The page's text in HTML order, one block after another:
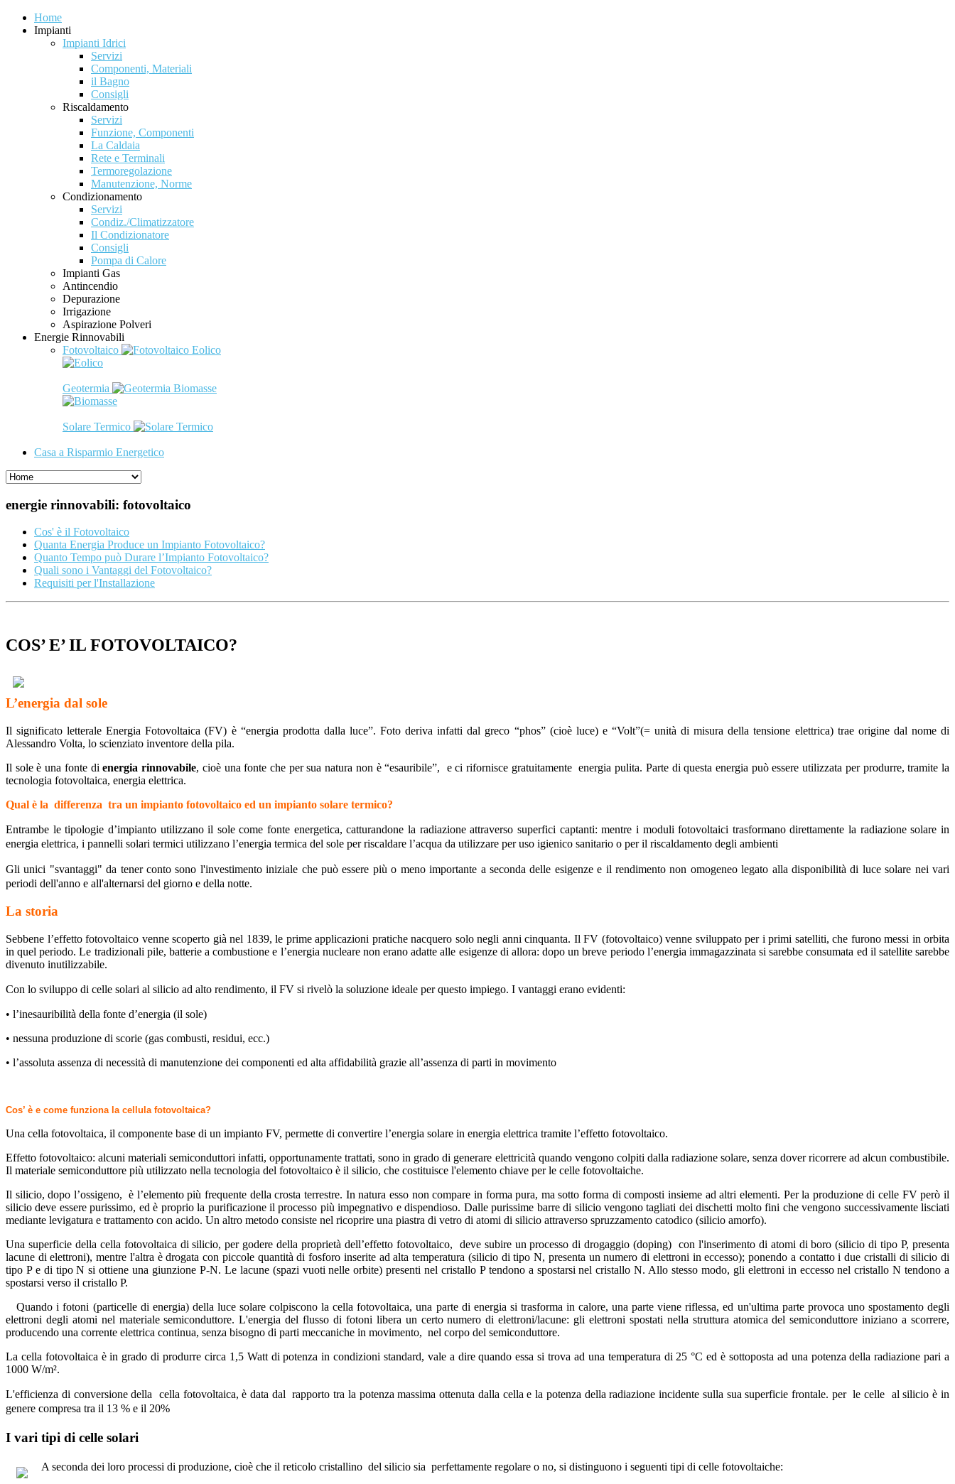
Home
Impianti
Impianti Idrici
Servizi
Componenti, Materiali
il Bagno
Consigli
Riscaldamento
Servizi
Funzione, Componenti
La Caldaia
Rete e Terminali
Termoregolazione
Manutenzione, Norme
Condizionamento
Servizi
Condiz./Climatizzatore
Il Condizionatore
Consigli
Pompa di Calore
Impianti Gas
Antincendio
Depurazione
Irrigazione
Aspirazione Polveri
Energie Rinnovabili
Fotovoltaico
Eolico
Geotermia Biomasse
Solare Termico
Casa a Risparmio Energetico
energie rinnovabili: fotovoltaico
Cos' è il Fotovoltaico
Quanta Energia Produce un Impianto Fotovoltaico?
Quanto Tempo può Durare l’Impianto Fotovoltaico?
Quali sono i Vantaggi del Fotovoltaico?
Requisiti per l'Installazione
COS’ E’ IL FOTOVOLTAICO?
L’energia dal sole
Il significato letterale Energia Fotovoltaica (FV) è “energia prodotta dalla luce”. Foto deriva infatti dal greco “phos” (cioè luce) e “Volt”(= unità di misura della tensione elettrica) trae origine dal nome di
Alessandro Volta, lo scienziato inventore della pila.
Il sole è una fonte dienergia rinnovabile, cioè una fonte che per sua natura non è “esauribile”, e ci rifornisce gratuitamente energia pulita. Parte di questa energia può essere utilizzata per produrre, tramite la
tecnologia fotovoltaica, energia elettrica.
Qual è la differenza tra un impianto fotovoltaico ed un impianto solare termico?
Entrambe le tipologie d’impianto utilizzano il sole come fonte energetica, catturandone la radiazioneattraverso superfici captanti: mentre i moduli fotovoltaici trasformano direttamente la radiazione solarein
energia elettrica, i pannelli solari termici utilizzano l’energia termica del sole per riscaldare l’acqua da utilizzare per uso igienico sanitario o per il riscaldamento degli ambienti
Gli unici "svantaggi" da tener conto sono l'investimento iniziale che può essere più o meno importante a seconda delle esigenze e il rendimento non omogeneo legato alla disponibilità di luce solare nei vari
periodi dell'anno e all'alternarsi del giorno e della notte.
La storia
Sebbene l’effetto fotovoltaico venne scoperto già nel 1839, le prime applicazioni pratiche nacquero solo negli anni cinquanta. Il FV (fotovoltaico) venne sviluppato per i primi satelliti, che furono messi in orbita
in quel periodo. Le tradizionali pile, batterie a combustione e l’energia nucleare non erano adatte alle esigenze di allora: dopo un breve periodo l’energia immagazzinata si sarebbe consumata ed il satellite sarebbe
divenuto inutilizzabile.
Con lo sviluppo di celle solari al silicio ad alto rendimento, il FV si rivelò la soluzione ideale per questo impiego. I vantaggi erano evidenti:
• l’inesauribilità della fonte d’energia (il sole)
• nessuna produzione di scorie (gas combusti, residui, ecc.)
• l’assoluta assenza di necessità di manutenzione dei componenti ed alta affidabilità grazie all’assenza di parti in movimento
Cos’ è e come funziona la cellula fotovoltaica?
Una cella fotovoltaica, il componente base di un impianto FV, permette di convertire l’energia solare in energia elettrica tramite l’effetto fotovoltaico.
Effetto fotovoltaico: alcuni materiali semiconduttori infatti, opportunamente trattati, sono in grado di generare elettricità quando vengono colpiti dalla radiazione solare, senza dover ricorrere ad alcun combustibile.
Il materiale semiconduttore più utilizzato nella tecnologia del fotovoltaico è il silicio, che costituisce l'elemento chiave per le celle fotovoltaiche.
Il silicio, dopo l’ossigeno, è l’elemento più frequente della crosta terrestre. In natura esso non compare in forma pura, ma sotto forma di composti insieme ad altri elementi. Per la produzione di celle FV però il
silicio deve essere purissimo, ed è proprio la purificazione il processo più impegnativo e dispendioso. Dalle purissime barre di silicio vengono tagliati dei dischetti molto fini che vengono successivamente lisciati
mediante levigatura e trattamento con acido. Un altro metodo consiste nel ricoprire una piastra di vetro di atomi di silicio attraverso spruzzamento catodico (silicio amorfo).
Una superficie della cella fotovoltaica di silicio, per godere della proprietà dell’effetto fotovoltaico, deve subire un processo di drogaggio (doping) con l'inserimento di atomi di boro (silicio di tipo P, presenta
lacune di elettroni), mentre l'altra è drogata con piccole quantità di fosforo inserite ad alta temperatura (silicio di tipo N, presenta un numero di elettroni in eccesso); ponendo a contatto i due cristalli di silicio di
tipo P e di tipo N si ottiene una giunzione P-N. Le lacune (spazi vuoti nelle orbite) presenti nel cristallo P tendono a spostarsi nel cristallo N. Allo stesso modo, gli elettroni in eccesso nel cristallo N tendono a
spostarsi verso il cristallo P.
Quando i fotoni (particelle di energia) della luce solare colpiscono la cella fotovoltaica, una parte di energia si trasforma in calore, una parte viene riflessa, ed un'ultima parte provoca uno spostamento degli
elettroni degli atomi nel materiale semiconduttore. L'energia del flusso di fotoni libera un certo numero di elettroni/lacune: gli elettroni spostati nella struttura atomica del semiconduttore iniziano a scorrere,
producendo una corrente elettrica continua, senza bisogno di parti meccaniche in movimento, nel corpo del semiconduttore.
La cella fotovoltaica è in grado di produrre circa 1,5 Watt di potenza in condizioni standard, vale a dire quando essa si trova ad una temperatura di 25 °C ed è sottoposta ad una potenza della radiazione pari a
1000 W/m².
L'efficienza di conversione della cella fotovoltaica, è data dal rapporto tra la potenza massima ottenuta dalla cella e la potenza della radiazione incidente sulla sua superficie frontale. per le celle al silicio è in
genere compresa tra il 13 % e il 20%
I vari tipi di celle solari
A seconda dei loro processi di produzione, cioè che il reticolo cristallino del silicio sia perfettamente regolare o no, si distinguono i seguenti tipi di celle fotovoltaiche: